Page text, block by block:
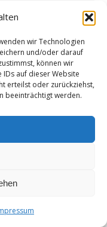
wir Technologien
und/oder darauf
können wir
auf dieser Website
erteilst oder zurückziehst,
beeinträchtigt werden.
richtigen
lieber
22. Januar 2026
Sieg­fried Birl
Zei­tungs­ar­ti­
sich in